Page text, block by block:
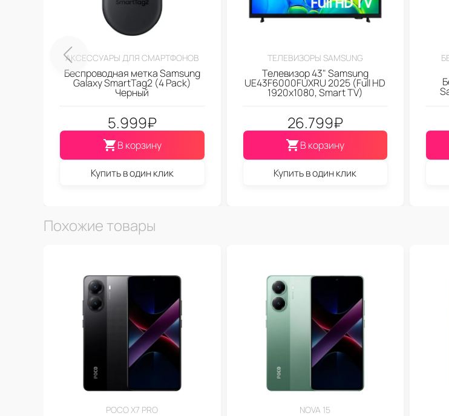
АКСЕССУАРЫ ДЛЯ СМАРТФОНОВ
Беспроводная метка Samsung
Galaxy SmartTag2 (4 Pack)
Черный
5.999₽
В корзину
Купить в один клик
ТЕЛЕВИЗОРЫ SAMSUNG
Телевизор 43" Samsung
UE43F6000FUXRU 2025 (Full HD
1920x1080, Smart TV)
26.799₽
В корзину
Купить в один клик
Похожие товары
POCO X7 PRO NOVA 15